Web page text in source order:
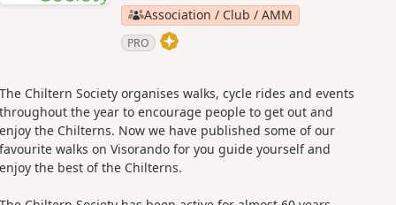
Association / Club / AMM
PRO
The Chiltern Society organises walks, cycle rides and events
throughout the year to encourage people to get out and
enjoy the Chilterns. Now we have published some of our
favourite walks on Visorando for you guide yourself and
enjoy the best of the Chilterns.